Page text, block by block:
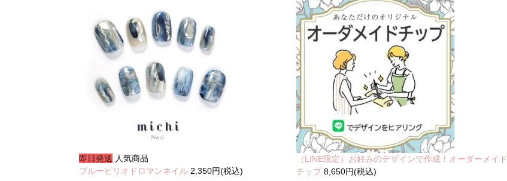
即日発送 人気商品
ブルーピリオドロマンネイル 2,350円(税込)
（LINE限定）お好みのデザインで作成！オーダーメイド
チップ8,650円(税込)